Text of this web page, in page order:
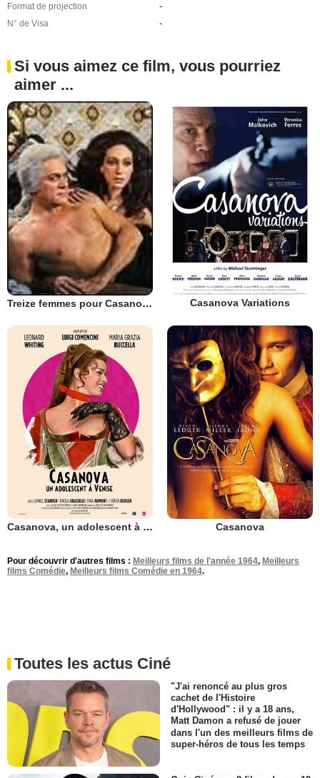
Format de projection
-
N° de Visa
-
Si vous aimez ce film, vous pourriez
aimer ...
Treize femmes pour Casanova Casanova Variations
Casanova, un adolescent à Venise Casanova
Pour découvrir d'autres films : Meilleurs films de l'année 1964, Meilleurs
films Comédie, Meilleurs films Comédie en 1964.
Toutes les actus Ciné
"J'ai renoncé au plus gros
cachet de l'Histoire
d'Hollywood" : il y a 18 ans,
Matt Damon a refusé de jouer
dans l'un des meilleurs films de
super-héros de tous les temps